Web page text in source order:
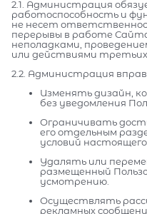
2.1. Администрация
работоспособность и
не несет
перерывы в работе
неполадками,
или действиями третьих
2.2. Администрация
Изменять дизайн,
без уведомления
Ограничивать
его отдельным
условий
Удалять или
размещенный
усмотрению.
Осуществлять
рекламных